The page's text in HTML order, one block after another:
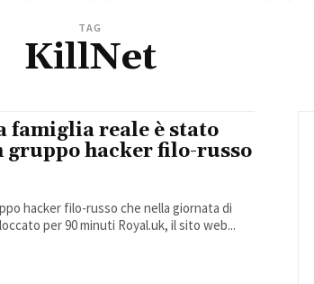
TAG
KillNet
famiglia reale è stato
gruppo hacker filo-russo
hacker filo-russo che nella giornata di
per 90 minuti Royal.uk, il sito web...